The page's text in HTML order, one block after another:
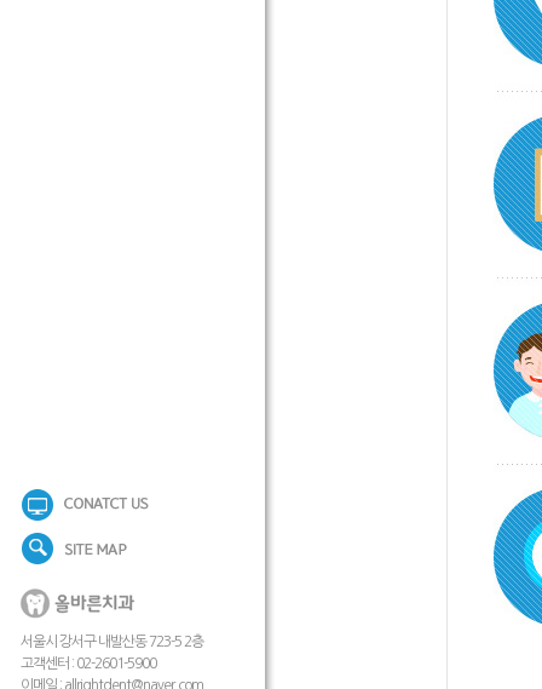
서울시 강서구 내발산동 723-5 2층
고객센터 : 02-2601-5900
이메일 : allrightdent@naver.com